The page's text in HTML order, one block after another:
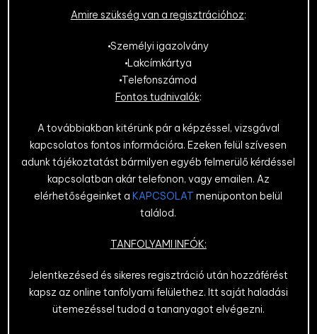
Amire szükség van a regisztrációhoz:
Személyi igazolvány
Lakcímkártya
Telefonszámod
Fontos tudnivalók:
A továbbiakban kitérünk pár a képzéssel, vizsgával
kapcsolatos fontos információra. Ezeken felül szívesen
adunk tájékoztatást bármilyen egyéb felmerülő kérdéssel
kapcsolatban akár telefonon, vagy emailen. Az
elérhetőségeinket aKAPCSOLAT menüponton belül
találod.
TANFOLYAMI INFÓK:
Jelentkezésed és sikeres regisztráció után hozzáférést
kapsz az online tanfolyami felülethez. Itt saját haladási
ütemezéssel tudod a tananyagot elvégezni.